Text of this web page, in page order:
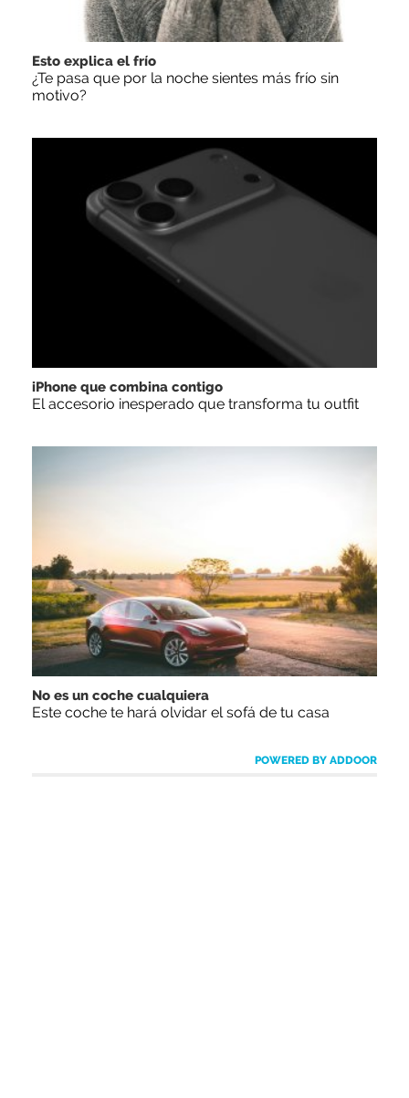
Esto explica el frío
¿Te pasa que por la noche sientes más frío sin
motivo?
iPhone que combina contigo
El accesorio inesperado que transforma tu outfit
No es un coche cualquiera
Este coche te hará olvidar el sofá de tu casa
POWERED BY ADDOOR